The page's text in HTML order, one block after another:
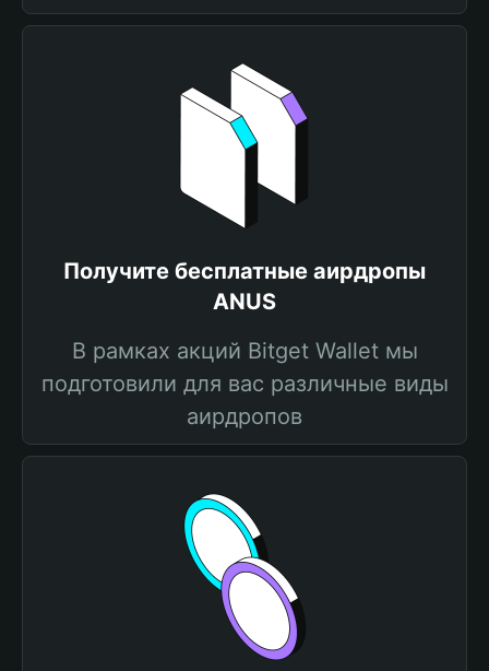
Получите бесплатные аирдропы
ANUS
В рамках акций Bitget Wallet мы
подготовили для вас различные виды
аирдропов